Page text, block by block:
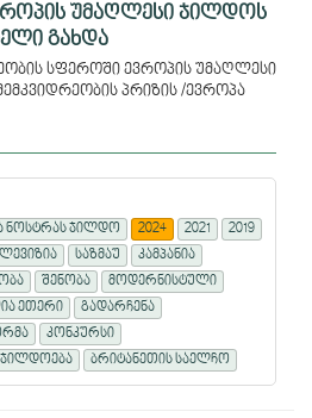
უმაღლესი ჯილდოს
გახდა
სფეროში ევროპის უმაღლესი
პრიზის /ევროპა
ნოსტრას ჯილდო 2024 2021
2019
საზმაუ
კამპანია
შენობა
მოდერნისტული
ეთერი
გადარჩენა
კონკურსი
ბრიტანეთის საელჩო